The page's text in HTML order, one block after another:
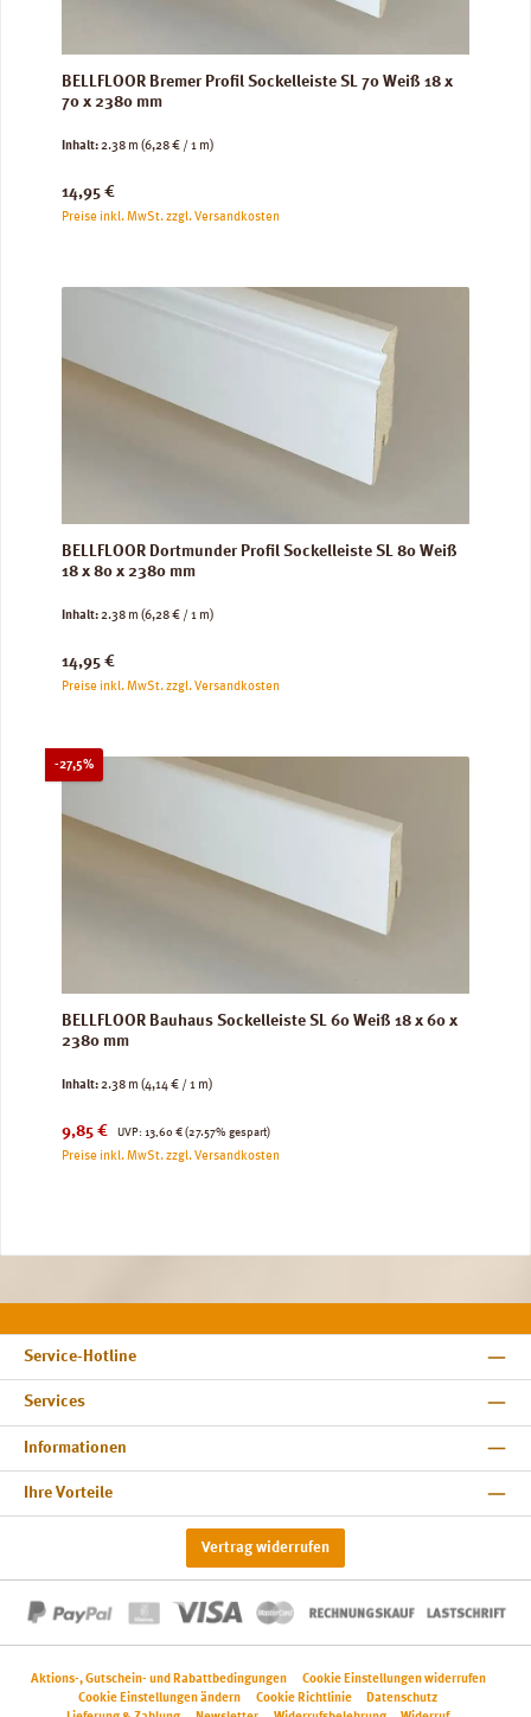
BELLFLOOR Bremer Profil Sockelleiste SL 70 Weiß 18 x
70 x 2380 mm
Inhalt:2.38 m (6,28 € / 1 m)
Regulärer Preis:
14,95 €
Preise inkl. MwSt. zzgl. Versandkosten
BELLFLOOR Dortmunder Profil Sockelleiste SL 80 Weiß
18 x 80 x 2380 mm
Inhalt:2.38 m (6,28 € / 1 m)
Regulärer Preis:
14,95 €
Preise inkl. MwSt. zzgl. Versandkosten
-27,5%Rabatt
BELLFLOOR Bauhaus Sockelleiste SL 60 Weiß 18 x 60 x
2380 mm
Inhalt:2.38 m (4,14 € / 1 m)
Verkaufspreis:
9,85 € UVP:
Regulärer Preis:
13,60 € (27.57% gespart)
Preise inkl. MwSt. zzgl. Versandkosten
Service-Hotline
Services
Informationen
Ihre Vorteile
Vertrag widerrufen
Aktions-, Gutschein- und Rabattbedingungen
Cookie Einstellungen widerrufen
Cookie Einstellungen ändern
Cookie Richtlinie
Datenschutz